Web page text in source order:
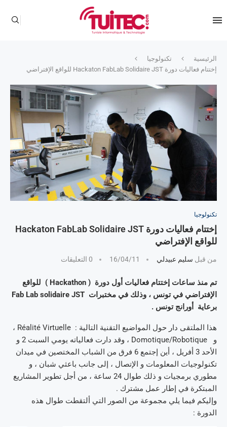
الرئيسية
تكنولوجيا
إختتام فعاليات دورة Hackaton FabLab Solidaire JST للواقع الإفتراضي
تكنولوجيا
إختتام فعاليات دورة Hackaton FabLab Solidaire JST
للواقع الإفتراضي
من قبل سليم عبيدلي 16/04/11 0 التعليقات
تم منذ ساعات إختتام فعاليات أول دورة ( Hackathon ) للواقع
الإفتراضي في تونس ، وذلك في مختبرات Fab Lab solidaire JST
برعاية أورانج تونس .
هذا الملتقى دار حول المواضيع التقنية التالية : Réalité Virtuelle ،
و Domotique/Robotique ، وقد دارت فعالياته يومي السبت 2 و
الأحد 3 أفريل ، أين إجتمع 6 فرق من الشباب المختصين في ميدان
تكنولوجيات المعلومات و الإتصال ، إلى جانب باعثي شبان ، و
مطوري برمجيات و ذلك طوال 24 ساعة ، من أجل تطوير المشاريع
المبتكرة في إطار عمل مشترك .
وإليكم فيما يلي مجموعة من الصور التي ألتقطت طوال هذه
الدورة :